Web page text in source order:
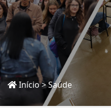
Início>Saúde